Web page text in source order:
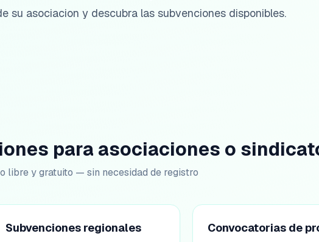
su asociacion y descubra las subvenciones disponibles.
para asociaciones o
libre y gratuito — sin necesidad de registro
Subvenciones regionales Convocatorias de